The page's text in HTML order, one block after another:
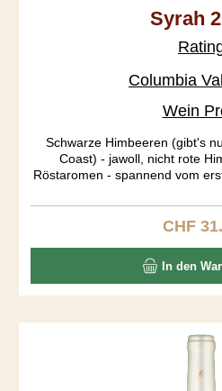
Syrah
Columbia
Wein
Schwarze Himbeeren (gibt's
Coast) - jawoll, nicht rote
Röstaromen - spannend vom
stammen aus drei verschieden
Candy Mountain Vineyards
Yakima Valley die Frucht in
Regulärer
CHF
In den